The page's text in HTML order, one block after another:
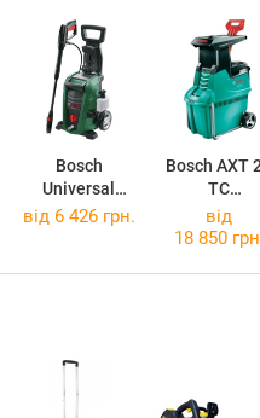
Bosch
Universal
Aquatak 135
Bosch AXT
TC
від 6 426 грн.
від
18 850